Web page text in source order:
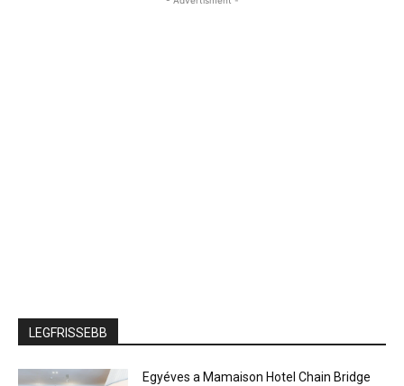
LEGFRISSEBB
Egyéves a Mamaison Hotel Chain Bridge